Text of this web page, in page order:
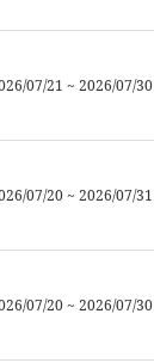
07/21 ~ 2026/07/30
07/20 ~ 2026/07/31
07/20 ~ 2026/07/30